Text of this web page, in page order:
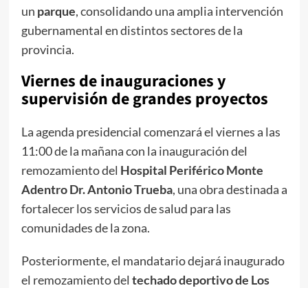
un parque, consolidando una amplia intervención
gubernamental en distintos sectores de la
provincia.
Viernes de inauguraciones y
supervisión de grandes proyectos
La agenda presidencial comenzará el viernes a las
11:00 de la mañana con la inauguración del
remozamiento del Hospital Periférico Monte
Adentro Dr. Antonio Trueba, una obra destinada a
fortalecer los servicios de salud para las
comunidades de la zona.
Posteriormente, el mandatario dejará inaugurado
el remozamiento del techado deportivo de Los